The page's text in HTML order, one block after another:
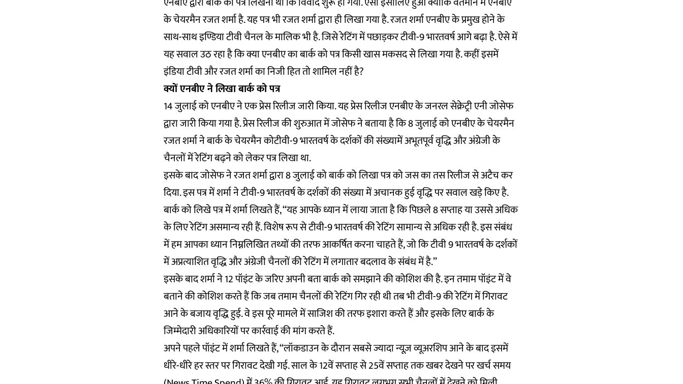
के चेयरमैन रजत शर्मा है. यह पत्र भी रजत शर्मा द्वारा ही लिखा गया है. रजत शर्मा एनबीए के प्रमुख होने के
साथ-साथ इण्डिया टीवी चैनल के मालिक भी है. जिसे रेटिंग में पछाड़कर टीवी-9 भारतवर्ष आगे बढ़ा है. ऐसे में
यह सवाल उठ रहा है कि क्या एनबीए का बार्क को पत्र किसी खास मकसद से लिखा गया है. कहीं इसमें
इंडिया टीवी और रजत शर्मा का निजी हित तो शामिल नहीं है?
क्यों एनबीए ने लिखा बार्क को पत्र
14 जुलाई को एनबीए ने एक प्रेस रिलीज जारी किया. यह प्रेस रिलीज एनबीए के जनरल सेक्रेट्री एनी जोसेफ
द्वारा जारी किया गया है. प्रेस रिलीज की शुरुआत में जोसेफ ने बताया है कि 8 जुलाई को एनबीए के चेयरमैन
रजत शर्मा ने बार्क के चेयरमैन कोटीवी-9 भारतवर्ष के दर्शकों की संख्यामें अभूतपूर्व वृद्धि और अंग्रेजी के
चैनलों में रेटिंग बढ़ने को लेकर पत्र लिखा था.
इसके बाद जोसेफ ने रजत शर्मा द्वारा 8 जुलाई को बार्क को लिखा पत्र को जस का तस रिलीज से अटैच कर
दिया. इस पत्र में शर्मा ने टीवी-9 भारतवर्ष के दर्शकों की संख्या में अचानक हुई वृद्धि पर सवाल खड़े किए है.
बार्क को लिखे पत्र में शर्मा लिखते हैं, ‘‘यह आपके ध्यान में लाया जाता है कि पिछले 8 सप्ताह या उससे अधिक
के लिए रेटिंग असमान्य रही हैं. विशेष रूप से टीवी-9 भारतवर्ष की रेटिंग सामान्य से अधिक रही है. इस संबंध
में हम आपका ध्यान निम्नलिखित तथ्यों की तरफ आकर्षित करना चाहते हैं, जो कि टीवी 9 भारतवर्ष के दर्शकों
में अप्रत्याशित वृद्धि और अंग्रेजी चैनलों की रेटिंग में लगातार बदलाव के संबंध में है.’’
इसके बाद शर्मा ने 12 पॉइंट के जरिए अपनी बता बार्क को समझाने की कोशिश की है. इन तमाम पॉइंट में वे
बताने की कोशिश करते हैं कि जब तमाम चैनलों की रेटिंग गिर रही थी तब भी टीवी-9 की रेटिंग में गिरावट
आने के बजाय वृद्धि हुई. वे इस पूरे मामले में साजिश की तरफ इशारा करते हैं और इसके लिए बार्क के
जिम्मेदारी अधिकारियों पर कार्रवाई की मांग करते हैं.
अपने पहले पॉइंट में शर्मा लिखते हैं, ‘‘लॉकडाउन के दौरान सबसे ज्यादा न्यूज़ व्यूअरशिप आने के बाद इसमें
धीरे-धीरे हर स्तर पर गिरावट देखी गई. साल के 12वें सप्ताह से 25वें सप्ताह तक खबर देखने पर खर्च समय